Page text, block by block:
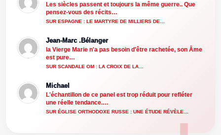
Les siècles passent et toujours la même guerre.. Que
pensez-vous des récits…
SUR ESPAGNE : LE MARTYRE DE MILLIERS DE…
Jean-Marc .Bélanger
la Vierge Marie n'a pas besoin d'être rachetée, son Âme
est pure…
SUR SCANDALE OM : LA CROIX DE LA…
Michael
L'échantillon de ce panel est trop réduit pour refléter
une réelle tendance.…
SUR ÉGLISE ORTHODOXE RUSSE : UNE ÉTUDE RÉVÈLE…